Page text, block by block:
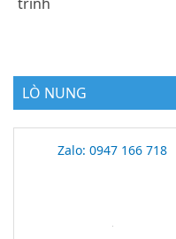
LÒ NUNG
Zalo: 0947 166 718